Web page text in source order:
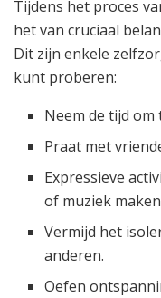
Tijdens het proces
het van cruciaal
Dit zijn enkele
kunt proberen:
Neem de tijd
Praat met
Expressieve
of muziek
Vermijd het
anderen.
Oefen